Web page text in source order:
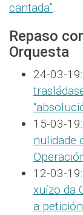
cantada”.
Repaso
Orquesta
24-03-19:
15-03-19:
nulidade
12-03-19:
xuízo da
a